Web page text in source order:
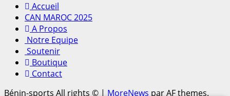
Accueil
CAN MAROC 2025
A Propos
Notre Equipe
Soutenir
Boutique
Contact
Bénin-sports All rights © | MoreNews par AF themes.